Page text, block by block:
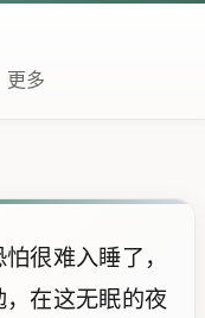
更多
很难入睡了，
在这无眠的夜